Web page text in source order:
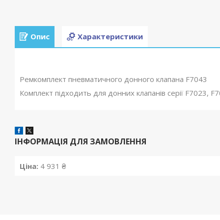
Опис Характеристики
Ремкомплект пневматичного донного клапана F7043
Комплект підходить для донних клапанів серії F7023,
ІНФОРМАЦІЯ ДЛЯ ЗАМОВЛЕННЯ
Ціна: 4 931 ₴